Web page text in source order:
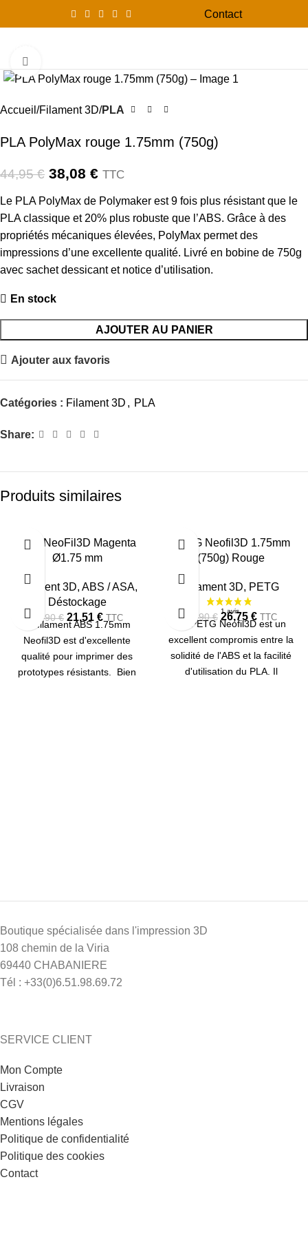
Contact
Accueil Filament 3D PLA
PLA PolyMax rouge 1.75mm (750g)
44,95€ 38,08 € TTC
Le PLA PolyMax de Polymaker est 9 fois plus résistant que le
PLA classique et 20% plus robuste que l’ABS. Grâce à des
propriétés mécaniques élevées, PolyMax permet des
impressions d’une excellente qualité. Livré en bobine de 750g
avec sachet dessicant et notice d’utilisation.
En stock
AJOUTER AU PANIER
Ajouter aux favoris
Catégories : Filament 3D , PLA
Share:
Produits similaires
-20%ABS NeoFil3D Magenta
Ø1.75 mm
Filament 3D, ABS / ASA,
Déstockage
26,90€ 21,51 € TTC
Le filament ABS 1.75mm
Neofil3D est d'excellente
qualité pour imprimer des
prototypes résistants. Bien
-16%PETG Neofil3D 1.75mm
(750g) Rouge
Filament 3D, PETG
31,90€ 26,75 € TTC
Le PETG Neofil3D est un
excellent compromis entre la
solidité de l'ABS et la facilité
d'utilisation du PLA. Il
Boutique spécialisée dans l'impression 3D
108 chemin de la Viria
69440 CHABANIERE
Tél : +33(0)6.51.98.69.72
SERVICE CLIENT
Mon Compte
Livraison
CGV
Mentions légales
Politique de confidentialité
Politique des cookies
Contact